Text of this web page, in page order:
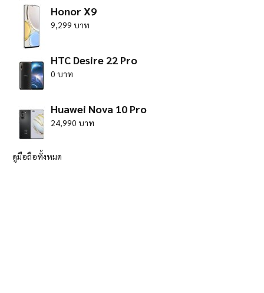
Honor X9
9,299 บาท
HTC Desire 22 Pro
0 บาท
Huawei Nova 10 Pro
24,990 บาท
ดูมือถือทั้งหมด